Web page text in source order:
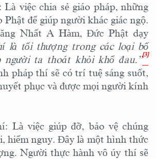
Là việc chia sẻ giáo pháp, những
Phật để giúp người khác giác ngộ.
Nhất A Hàm, Đức Phật dạy
là tối thượng trong các loại bố
ta thoát khỏi khổ đau.”[3]
pháp thí sẽ có trí tuệ sáng suốt,
phục và được mọi người kính
Là việc giúp đỡ, bảo vệ chúng
hiểm nguy. Đây là một hình thức
Người thực hành vô úy thí sẽ